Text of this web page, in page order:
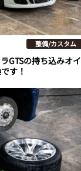
整備/カスタム
GTSの持ち込みオイ
す！